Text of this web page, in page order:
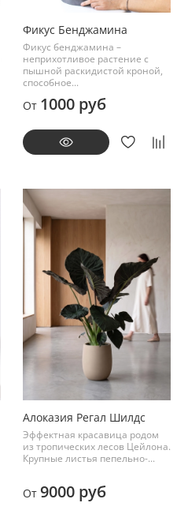
Фикус Бенджамина
Фикус бенджамина –
неприхотливое растение с
пышной раскидистой кроной,
способное...
От 1000 руб
Алоказия Регал Шилдс
Эффектная красавица родом
из тропических лесов Цейлона.
Крупные листья пепельно-...
От 9000 руб